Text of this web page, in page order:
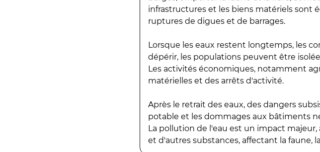
infrastructures et les biens matériels sont
ruptures de digues et de barrages.
Lorsque les eaux restent longtemps, les
dépérir, les populations peuvent être
Les activités économiques, notamment
matérielles et des arrêts d'activité.
Après le retrait des eaux, des dangers
potable et les dommages aux bâtiments
La pollution de l'eau est un impact
et d'autres substances, affectant la faune,